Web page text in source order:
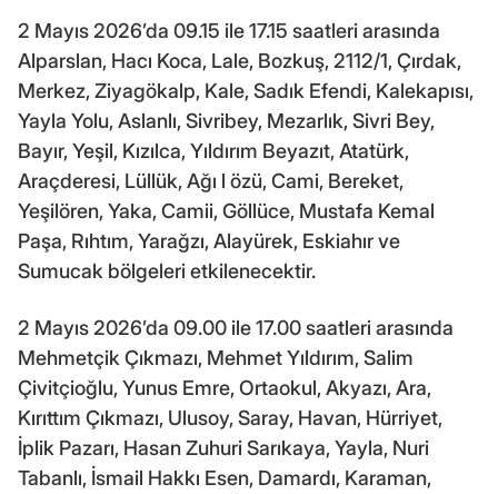
2 Mayıs 2026’da 09.15 ile 17.15 saatleri arasında
Alparslan, Hacı Koca, Lale, Bozkuş, 2112/1, Çırdak,
Merkez, Ziyagökalp, Kale, Sadık Efendi, Kalekapısı,
Yayla Yolu, Aslanlı, Sivribey, Mezarlık, Sivri Bey,
Bayır, Yeşil, Kızılca, Yıldırım Beyazıt, Atatürk,
Araçderesi, Lüllük, Ağı l özü, Cami, Bereket,
Yeşilören, Yaka, Camii, Göllüce, Mustafa Kemal
Paşa, Rıhtım, Yarağzı, Alayürek, Eskiahır ve
Sumucak bölgeleri etkilenecektir.
2 Mayıs 2026’da 09.00 ile 17.00 saatleri arasında
Mehmetçik Çıkmazı, Mehmet Yıldırım, Salim
Çivitçioğlu, Yunus Emre, Ortaokul, Akyazı, Ara,
Kırıttım Çıkmazı, Ulusoy, Saray, Havan, Hürriyet,
İplik Pazarı, Hasan Zuhuri Sarıkaya, Yayla, Nuri
Tabanlı, İsmail Hakkı Esen, Damardı, Karaman,